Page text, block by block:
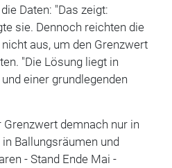
Daten: "Das zeigt:
sie. Dennoch reichten die
aus, um den Grenzwert
"Die Lösung liegt in
einer grundlegenden
demnach nur in
Ballungsräumen und
- Stand Ende Mai -